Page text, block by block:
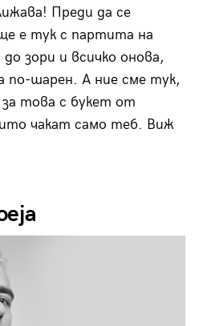
Преди да се
е тук с партита на
зори и всичко онова,
по-шарен. А ние сме тук,
това с букет от
чакат само теб. Виж